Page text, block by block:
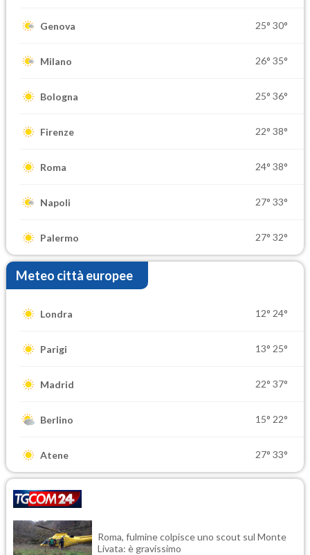
Genova 25° 30°
Milano 26° 35°
Bologna 25° 36°
Firenze 22° 38°
Roma 24° 38°
Napoli 27° 33°
Palermo 27° 32°
Meteo città europee
Londra 12° 24°
Parigi 13° 25°
Madrid 22° 37°
Berlino 15° 22°
Atene 27° 33°
Roma, fulmine colpisce uno scout sul Monte
Livata: è gravissimo